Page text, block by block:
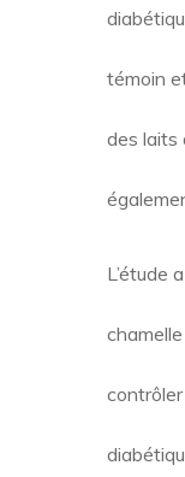
témoin
des laits
L’étude